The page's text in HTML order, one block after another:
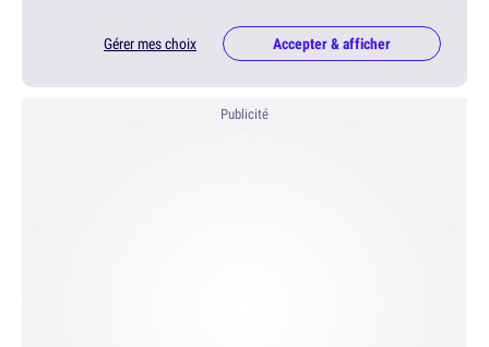
Gérer mes choix Accepter & afficher
Publicité